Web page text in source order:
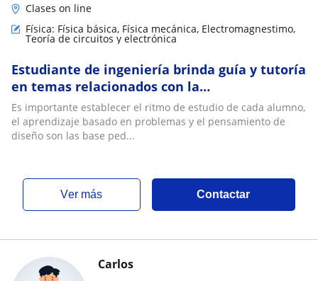
Clases on line
Física: Física básica, Física mecánica, Electromagnestimo,
Teoría de circuitos y electrónica
Estudiante de ingeniería brinda guía y tutoría
en temas relacionados con la
física(presencial y virtual)
Es importante establecer el ritmo de estudio de cada alumno,
el aprendizaje basado en problemas y el pensamiento de
diseño son las base ped...
ver más Contactar
Carlos